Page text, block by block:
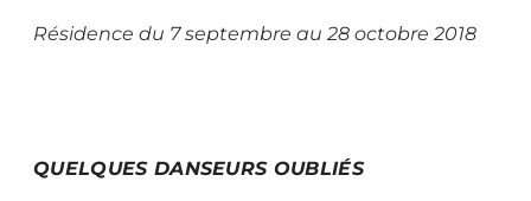
Résidence du 7 septembre au 28 octobre 2018
QUELQUES DANSEURS OUBLIÉS